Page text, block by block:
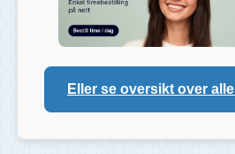
Eller se oversikt over